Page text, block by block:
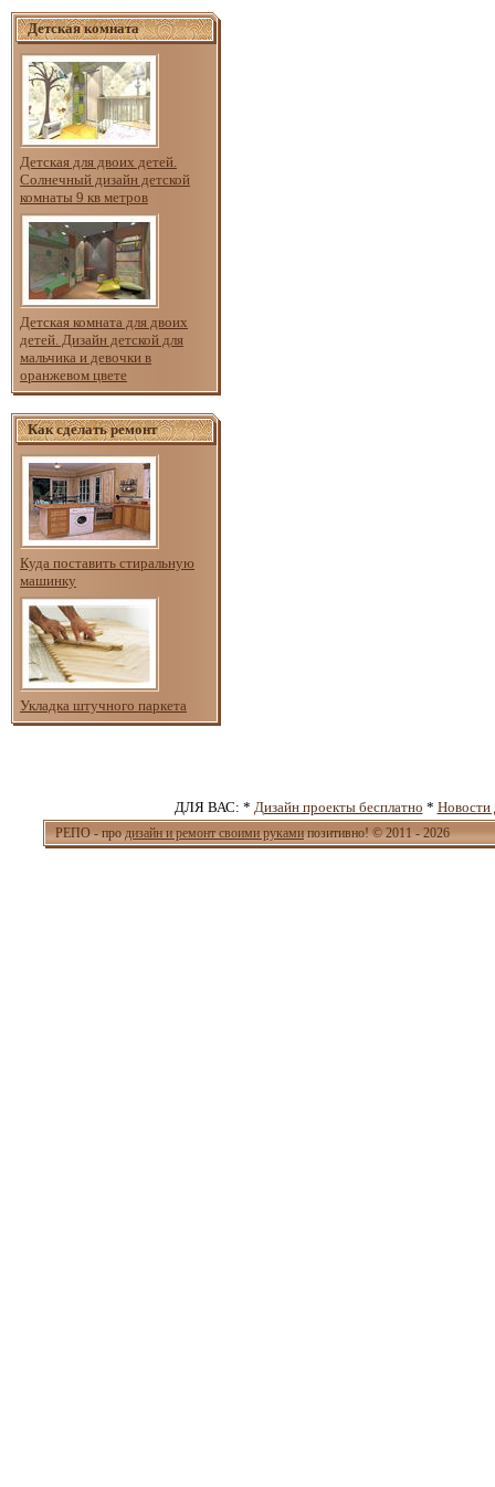
Детская комната
Детская для двоих детей.
Солнечный дизайн детской
комнаты 9 кв метров
Детская комната для двоих
детей. Дизайн детской для
мальчика и девочки в
оранжевом цвете
Как сделать ремонт
Куда поставить стиральную
машинку
Укладка штучного паркета
ДЛЯ ВАС: * Дизайн проекты бесплатно * Новости
РЕПО - про дизайн и ремонт своими руками позитивно! © 2011 - 2026